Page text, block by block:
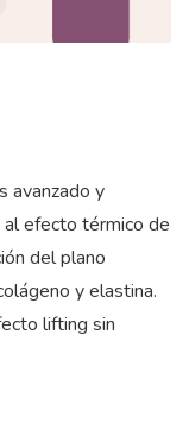
avanzado y
al efecto térmico de
del plano
y elastina.
lifting sin